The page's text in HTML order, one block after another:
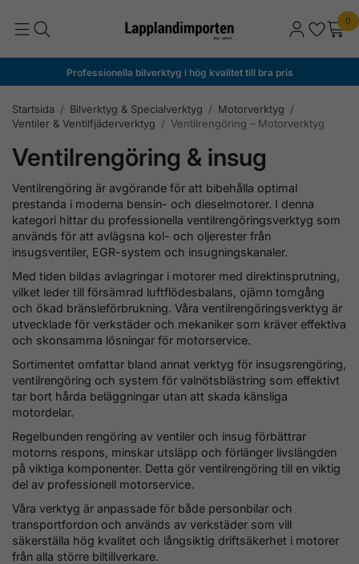
0
Professionella bilverktyg i hög kvalitet till bra pris
Startsida / Bilverktyg & Specialverktyg / Motorverktyg /
Ventiler & Ventilfjäderverktyg / Ventilrengöring – Motorverktyg
Ventilrengöring & insug
Ventilrengöring är avgörande för att bibehålla optimal
prestanda i moderna bensin- och dieselmotorer. I denna
kategori hittar du professionella ventilrengöringsverktyg som
används för att avlägsna kol- och oljerester från
insugsventiler, EGR-system och insugningskanaler.
Med tiden bildas avlagringar i motorer med direktinsprutning,
vilket leder till försämrad luftflödesbalans, ojämn tomgång
och ökad bränsleförbrukning. Våra ventilrengöringsverktyg är
utvecklade för verkstäder och mekaniker som kräver effektiva
och skonsamma lösningar för motorservice.
Sortimentet omfattar bland annat verktyg för insugsrengöring,
ventilrengöring och system för valnötsblästring som effektivt
tar bort hårda beläggningar utan att skada känsliga
motordelar.
Regelbunden rengöring av ventiler och insug förbättrar
motorns respons, minskar utsläpp och förlänger livslängden
på viktiga komponenter. Detta gör ventilrengöring till en viktig
del av professionell motorservice.
Våra verktyg är anpassade för både personbilar och
transportfordon och används av verkstäder som vill
säkerställa hög kvalitet och långsiktig driftsäkerhet i motorer
från alla större biltillverkare.